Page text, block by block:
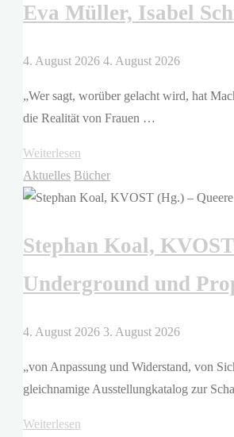
zu
Reverence"
Eva Müller, Isabel
4. August 2026 4. August 2026
„Wer sagt, worüber gelacht wird, hat
die Realität von Frauen …
Weiterlesen
Müller,
Isabel
–
haben
gelacht"
Aktuelles Bücher
Stephan Koal,
Underground und
4. August 2026 3. August 2026
„von Anpassung und Widerstand, von
gleichnamige Ausstellungkatalog zur
Weiterlesen